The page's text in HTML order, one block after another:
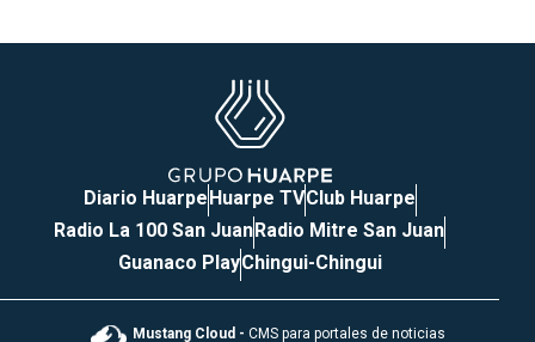
Diario HuarpeHuarpe TVClub Huarpe
Radio La 100 San JuanRadio Mitre San Juan
Guanaco PlayChingui-Chingui
Mustang Cloud - CMS para portales de noticias